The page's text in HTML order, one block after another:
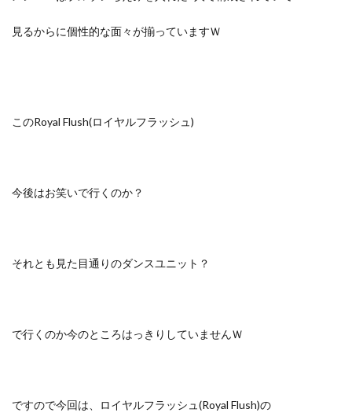
見るからに個性的な面々が揃っていますＷ
このRoyal Flush(ロイヤルフラッシュ)
今後はお笑いで行くのか？
それとも見た目通りのダンスユニット？
で行くのか今のところはっきりしていませんＷ
ですので今回は、 ロイヤルフラッシュ(Royal Flush)の